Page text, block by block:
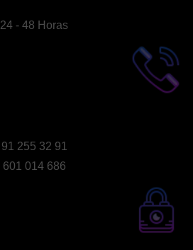
24 - 48 Horas
91 255 32 91
601 014 686